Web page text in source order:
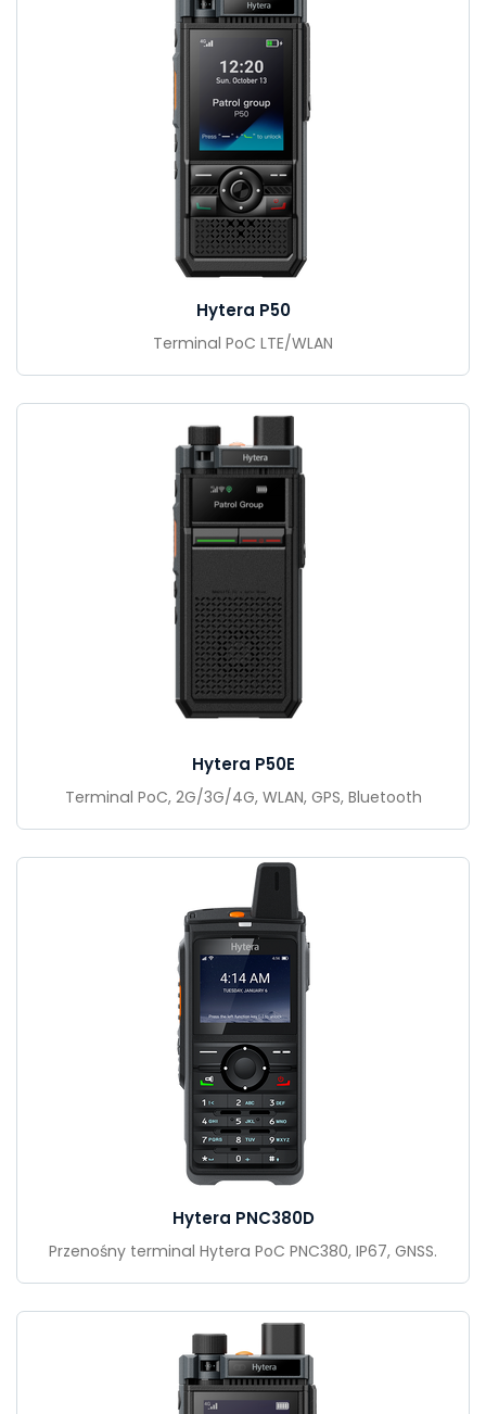
Hytera P50
Terminal PoC LTE/WLAN
Hytera P50E
Terminal PoC, 2G/3G/4G, WLAN, GPS, Bluetooth
Hytera PNC380D
Przenośny terminal Hytera PoC PNC380, IP67, GNSS.